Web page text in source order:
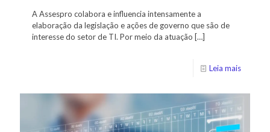
A Assespro colabora e influencia intensamente a
elaboração da legislação e ações de governo que são de
interesse do setor de TI. Por meio da atuação […]
Leia mais